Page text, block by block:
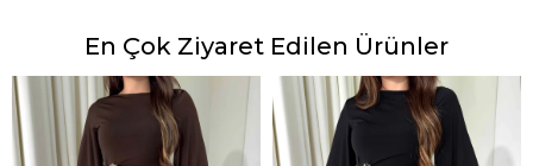
En Çok Ziyaret Edilen Ürünler